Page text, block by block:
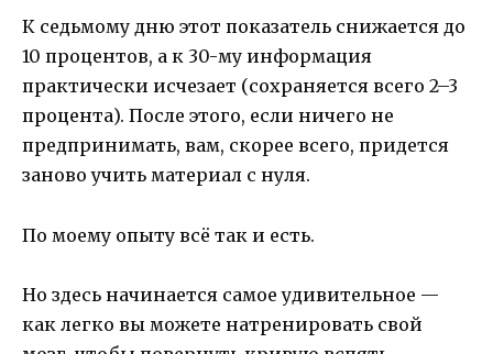
К седьмому дню этот показатель снижается до
10 процентов, а к 30-му информация
практически исчезает (сохраняется всего 2–3
процента). После этого, если ничего не
предпринимать, вам, скорее всего, придется
заново учить материал с нуля.
По моему опыту всё так и есть.
Но здесь начинается самое удивительное —
как легко вы можете натренировать свой